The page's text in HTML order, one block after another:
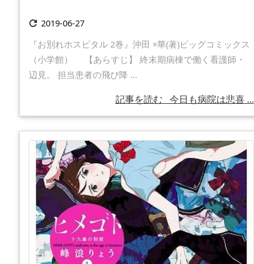
 2019-06-27
『お別れホスピタル 2巻』沖田 ×華(著)ビッグコミックス
（小学館） 【あらすじ】 終末期病棟で働く看護師・
辺見。 担当患者の飛び降 ...
記事を読む 今日も病院は悲喜 ...